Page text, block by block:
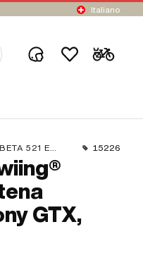
Italiano
521 E 512) 15226
GTX,